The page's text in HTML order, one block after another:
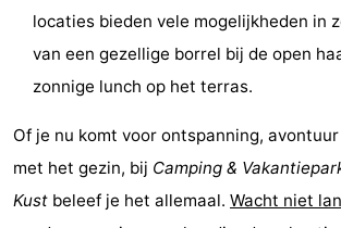
Golfbanen
en
Zeehonden
Evenementen
locaties bieden vele mogelijkheden in
van een gezellige borrel bij de open
zonnige lunch op het terras.
Of je nu komt voor ontspanning,
met het gezin, bij Camping &
Kust beleef je het allemaal. Wacht niet